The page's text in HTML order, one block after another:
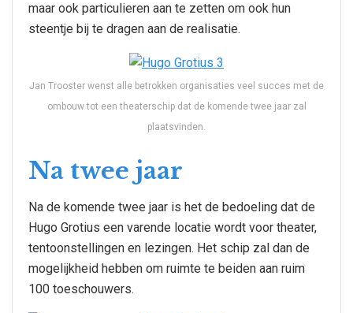
maar ook particulieren aan te zetten om ook hun
steentje bij te dragen aan de realisatie.
Jan Trooster wenst alle betrokken organisaties veel succes met de
ombouw tot een theaterschip dat de komende twee jaar zal
plaatsvinden.
Na twee jaar
Na de komende twee jaar is het de bedoeling dat de
Hugo Grotius een varende locatie wordt voor theater,
tentoonstellingen en lezingen. Het schip zal dan de
mogelijkheid hebben om ruimte te beiden aan ruim
100 toeschouwers.